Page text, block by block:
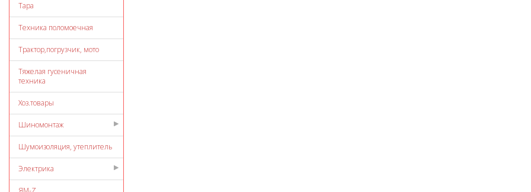
Тара
Техника поломоечная
Трактор,погрузчик, мото
Тяжелая гусеничная
техника
Хоз.товары
Шиномонтаж
Шумоизоляция, утеплитель
Электрика